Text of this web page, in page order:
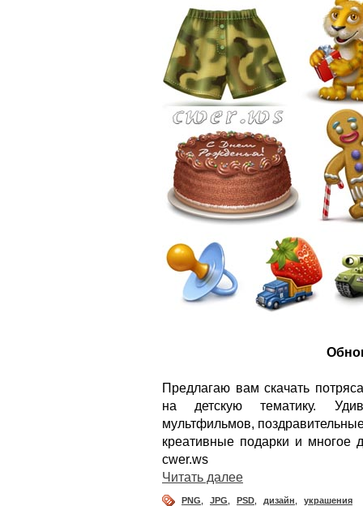
Предлагаю вам скачать
на детскую тематику.
мультфильмов,
креативные подарки и многое
cwer.ws
Читать далее
PNG JPG PSD дизайн украшения